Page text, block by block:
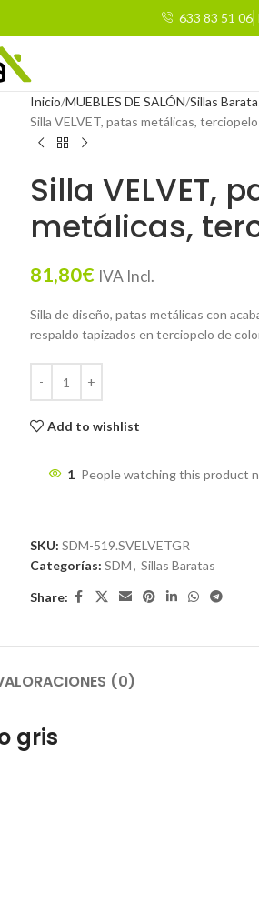
633 83 51 06
Inicio MUEBLES DE SALÓN Sillas
Silla VELVET, patas metálicas,
Silla VELVET,
metálicas,
81,80€ IVA Incl.
Silla de diseño, patas metálicas con
respaldo tapizados en terciopelo de
Add to wishlist
1 People watching this product
SKU: SDM-519.SVELVETGR
Categorías: SDM, Sillas Baratas
Share:
(0)
gris